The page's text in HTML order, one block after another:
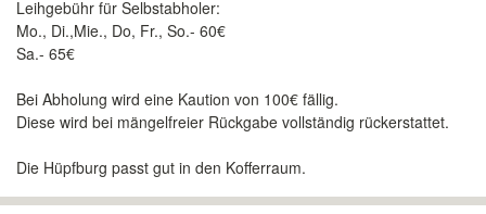
Leihgebühr für Selbstabholer:
Mo., Di.,Mie., Do, Fr., So.- 60€
Sa.- 65€
Bei Abholung wird eine Kaution von 100€ fällig.
Diese wird bei mängelfreier Rückgabe vollständig rückerstattet.
Die Hüpfburg passt gut in den Kofferraum.